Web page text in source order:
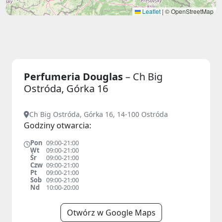
Leaflet | © OpenStreetMap
Perfumeria Douglas– Ch Big
Ostróda, Górka 16
Ch Big Ostróda, Górka 16, 14-100 Ostróda
Godziny otwarcia:
Pon 09:00-21:00
Wt
09:00-21:00
Śr
09:00-21:00
Czw 09:00-21:00
Pt
09:00-21:00
Sob 09:00-21:00
Nd
10:00-20:00
Otwórz w Google Maps